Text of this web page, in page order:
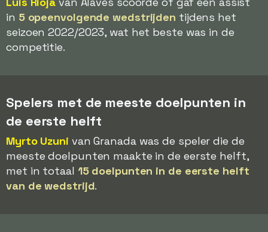
in 5 opeenvolgende wedstrijden tijdens het
seizoen 2022/2023, wat het beste was in de
competitie.
Spelers met de meeste doelpunten in
de eerste helft
Myrto Uzuni van Granada was de speler die de
meeste doelpunten maakte in de eerste helft,
met in totaal 15 doelpunten in de eerste helft
van de wedstrijd.